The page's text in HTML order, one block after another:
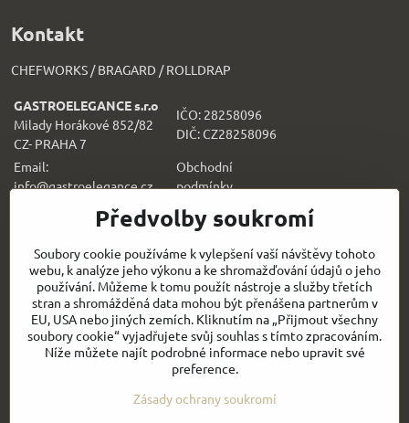
Kontakt
CHEFWORKS / BRAGARD / ROLLDRAP
GASTROELEGANCE s.r.o
Milady Horákové 852/82
CZ- PRAHA 7
IČO: 28258096
DIČ: CZ28258096
Email:
info@gastroelegance.cz
Obchodní
podmínky
Všechno k nákupu
Sledujte naše novinky i na sítích:
Facebook Instagram
Rychlý kontakt
Předvolby soukromí
Soubory cookie používáme k vylepšení vaší návštěvy tohoto
webu, k analýze jeho výkonu a ke shromažďování údajů o jeho
používání. Můžeme k tomu použít nástroje a služby třetích
stran a shromážděná data mohou být přenášena partnerům v
EU, USA nebo jiných zemích. Kliknutím na „Přijmout všechny
soubory cookie“ vyjadřujete svůj souhlas s tímto zpracováním.
Níže můžete najít podrobné informace nebo upravit své
preference.
Zásady ochrany soukromí